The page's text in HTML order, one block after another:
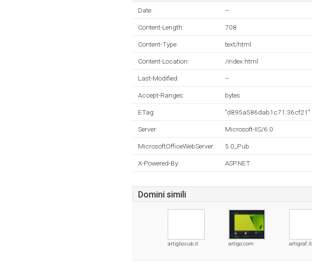
Date: --
Content-Length: 708
Content-Type: text/html
Content-Location: /index.html
Last-Modified: --
Accept-Ranges: bytes
ETag: "d895a586dab1c71:36cf21"
Server: Microsoft-IIS/6.0
MicrosoftOfficeWebServer: 5.0_Pub
X-Powered-By: ASP.NET
Domini simili
artigliosub.it artigo.com artigraf.it